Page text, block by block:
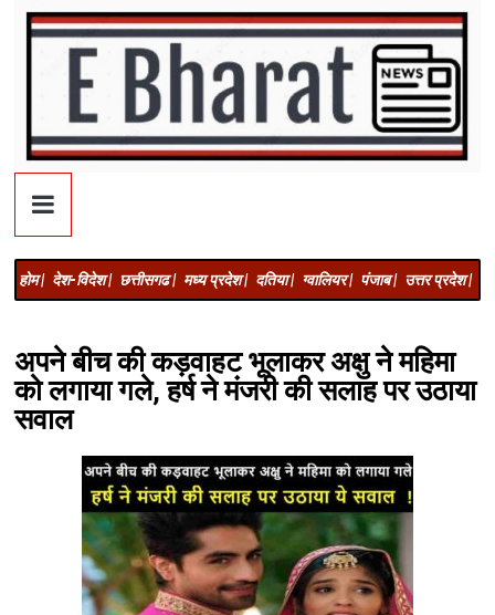
होम | देश-विदेश | छत्तीसगढ | मध्य प्रदेश | दतिया | ग्वालियर | पंजाब | उत्तर प्रदेश |
अपने बीच की कड़वाहट भूलाकर अक्षु ने महिमा
को लगाया गले, हर्ष ने मंजरी की सलाह पर उठाया
सवाल